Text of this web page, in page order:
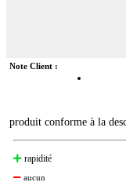
Note Client :
produit conforme à la
rapidité
aucun